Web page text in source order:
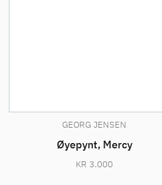
GEORG JENSEN
Øyepynt, Mercy
KR 3.000